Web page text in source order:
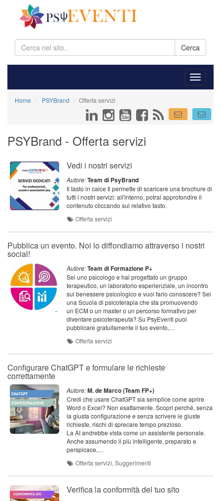
Cerca
Home PSYBrand Offerta servizi
PSYBrand - Offerta servizi
Vedi i nostri servizi
Autore:Team di PsyBrand
Il tasto in calce ti permette di scaricare una brochure di
tutti i nostri servizi: all'interno, potrai approfondire il
contenuto cliccando sul relativo tasto.
Offerta servizi
Pubblica un evento. Noi lo diffondiamo attraverso i nostri
social!
Autore:Team di Formazione P+
Sei uno psicologo e hai progettato un gruppo
terapeutico, un laboratorio esperienziale, un incontro
sul benessere psicologico e vuoi farlo conoscere? Sei
una Scuola di psicoterapia che sta promuovendo
un ECM o un master o un percorso formativo per
diventare psicoterapeuta? Su PsyEventi puoi
pubblicare gratuitamente il tuo evento,…
Offerta servizi
Configurare ChatGPT e formulare le richieste
correttamente
Autore:M. de Marco (Team FP+)
Credi che usare ChatGPT sia semplice come aprire
Word o Excel? Non esattamente. Scopri perché, senza
la giusta configurazione e senza scrivere le giuste
richieste, rischi di sprecare tempo prezioso.
La AI andrebbe vista come un assistente personale.
Anche assumendo il più intelligente, preparato e
perspicace,…
Offerta servizi, Suggerimenti
Verifica la conformità del tuo sito